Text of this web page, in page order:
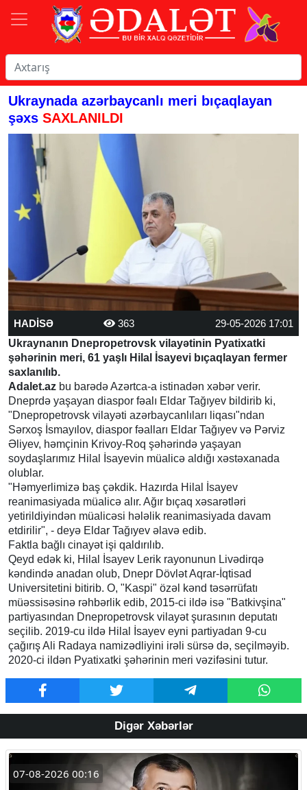
Ukraynada azərbaycanlı meri bıçaqlayan
şəxs SAXLANILDI
HADİSƏ 363
29-05-2026 17:01
Ukraynanın Dnepropetrovsk vilayətinin Pyatixatki
şəhərinin meri, 61 yaşlı Hilal İsayevi bıçaqlayan fermer
saxlanılıb.
Adalet.az bu barədə Azərtca-a istinadən xəbər verir.
Dneprdə yaşayan diaspor fəalı Eldar Tağıyev bildirib ki,
"Dnepropetrovsk vilayəti azərbaycanlıları liqası"ndan
Sərxoş İsmayılov, diaspor fəalları Eldar Tağıyev və Pərviz
Əliyev, həmçinin Krivoy-Roq şəhərində yaşayan
soydaşlarımız Hilal İsayevin müalicə aldığı xəstəxanada
olublar.
"Həmyerlimizə baş çəkdik. Hazırda Hilal İsayev
reanimasiyada müalicə alır. Ağır bıçaq xəsarətləri
yetirildiyindən müalicəsi hələlik reanimasiyada davam
etdirilir", - deyə Eldar Tağıyev əlavə edib.
Faktla bağlı cinayət işi qaldırılıb.
Qeyd edək ki, Hilal İsayev Lerik rayonunun Livədirqə
kəndində anadan olub, Dnepr Dövlət Aqrar-İqtisad
Universitetini bitirib. O, "Kaspi" özəl kənd təsərrüfatı
müəssisəsinə rəhbərlik edib, 2015-ci ildə isə "Batkivşina"
partiyasından Dnepropetrovsk vilayət şurasının deputatı
seçilib. 2019-cu ildə Hilal İsayev eyni partiyadan 9-cu
çağırış Ali Radaya namizədliyini irəli sürsə də, seçilməyib.
2020-ci ildən Pyatixatki şəhərinin meri vəzifəsini tutur.
Digər Xəbərlər
07-08-2026 00:16